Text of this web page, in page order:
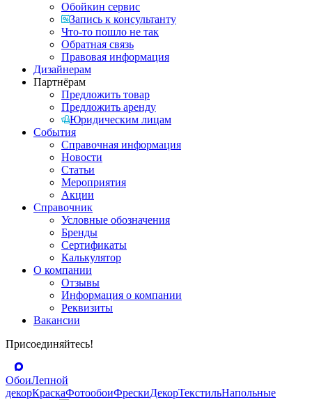
Обойкин сервис
Запись к консультанту
Что-то пошло не так
Обратная связь
Правовая информация
Дизайнерам
Партнёрам
Предложить товар
Предложить аренду
Юридическим лицам
События
Справочная информация
Новости
Статьи
Мероприятия
Акции
Справочник
Условные обозначения
Бренды
Сертификаты
Калькулятор
О компании
Отзывы
Информация о компании
Реквизиты
Вакансии
Присоединяйтесь!
ОбоиЛепной
декорКраскаФотообоиФрескиДекорТекстильНапольные